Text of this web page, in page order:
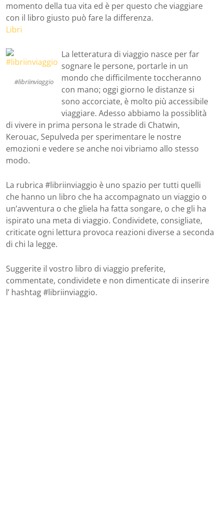
momento della tua vita ed è per questo che viaggiare
con il libro giusto può fare la differenza.
Libri
#libriinviaggio
La letteratura di viaggio nasce per far
sognare le persone, portarle in un
mondo che difficilmente toccheranno
con mano; oggi giorno le distanze si
sono accorciate, è molto più accessibile
viaggiare. Adesso abbiamo la possiblità
di vivere in prima persona le strade di Chatwin,
Kerouac, Sepulveda per sperimentare le nostre
emozioni e vedere se anche noi vibriamo allo stesso
modo.
La rubrica #libriinviaggio è uno spazio per tutti quelli
che hanno un libro che ha accompagnato un viaggio o
un’avventura o che gliela ha fatta songare, o che gli ha
ispirato una meta di viaggio. Condividete, consigliate,
criticate ogni lettura provoca reazioni diverse a seconda
di chi la legge.
Suggerite il vostro libro di viaggio preferite,
commentate, condividete e non dimenticate di inserire
l’ hashtag #libriinviaggio.